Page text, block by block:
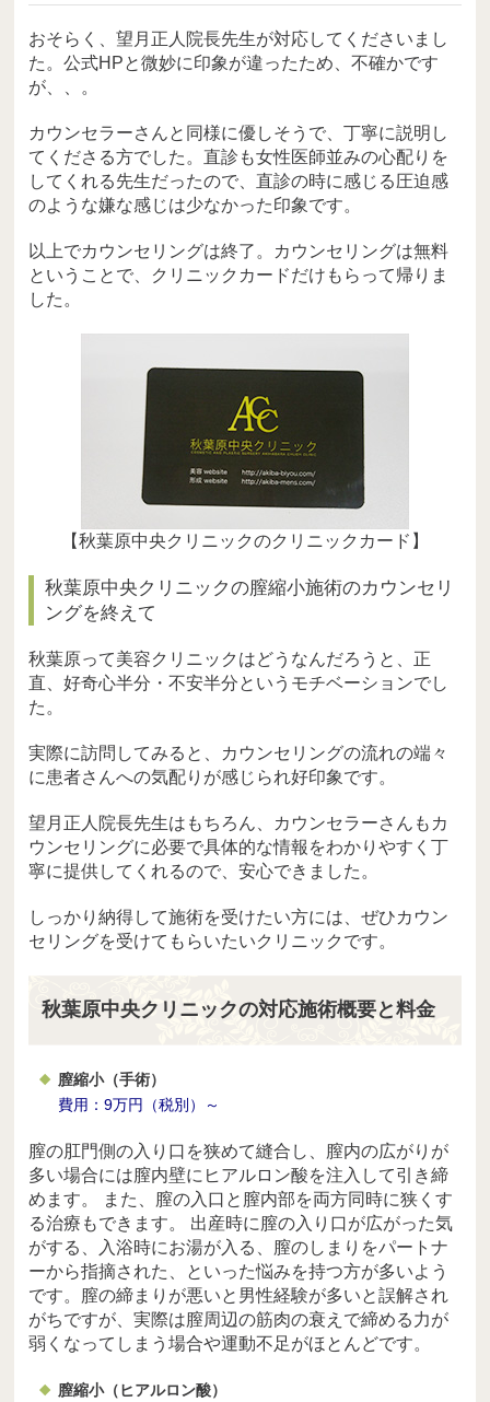
おそらく、望月正人院長先生が対応してくださいまし
た。公式HPと微妙に印象が違ったため、不確かです
が、、。
カウンセラーさんと同様に優しそうで、丁寧に説明し
てくださる方でした。直診も女性医師並みの心配りを
してくれる先生だったので、直診の時に感じる圧迫感
のような嫌な感じは少なかった印象です。
以上でカウンセリングは終了。カウンセリングは無料
ということで、クリニックカードだけもらって帰りま
した。
【秋葉原中央クリニックのクリニックカード】
秋葉原中央クリニックの膣縮小施術のカウンセリ
ングを終えて
秋葉原って美容クリニックはどうなんだろうと、正
直、好奇心半分・不安半分というモチベーションでし
た。
実際に訪問してみると、カウンセリングの流れの端々
に患者さんへの気配りが感じられ好印象です。
望月正人院長先生はもちろん、カウンセラーさんもカ
ウンセリングに必要で具体的な情報をわかりやすく丁
寧に提供してくれるので、安心できました。
しっかり納得して施術を受けたい方には、ぜひカウン
セリングを受けてもらいたいクリニックです。
秋葉原中央クリニックの対応施術概要と料金
膣縮小（手術）
費用：9万円（税別）～
膣の肛門側の入り口を狭めて縫合し、膣内の広がりが
多い場合には膣内壁にヒアルロン酸を注入して引き締
めます。 また、膣の入口と膣内部を両方同時に狭くす
る治療もできます。 出産時に膣の入り口が広がった気
がする、入浴時にお湯が入る、膣のしまりをパートナ
ーから指摘された、といった悩みを持つ方が多いよう
です。膣の締まりが悪いと男性経験が多いと誤解され
がちですが、実際は膣周辺の筋肉の衰えで締める力が
弱くなってしまう場合や運動不足がほとんどです。
膣縮小（ヒアルロン酸）